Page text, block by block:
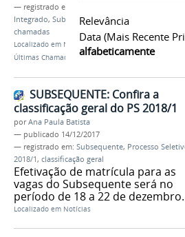
Relevância
Data (mais Recente
alfabeticamente
— registrado em:
Integrado, Subsequente,Graduação
chamadas
Localizado em Notícias
Processo Seletivo 2016/1:
Últimas Chamadas
SUBSEQUENTE: Confira a
classificação geral do PS 2018/1
porAna Paula Batista
— publicado 14/12/2017
— registrado em: Subsequente, Processo
2018/1, classificação geral
Efetivação de matrícula para as
vagas do Subsequente será no
período de 18 a 22 de dezembro.
Localizado em Notícias